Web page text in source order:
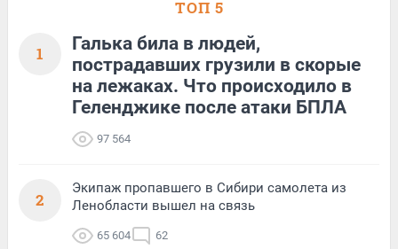
ТОП 5
1
Галька била в людей,
пострадавших грузили в скорые
на лежаках. Что происходило в
Геленджике после атаки БПЛА
97 564
2
Экипаж пропавшего в Сибири самолета из
Ленобласти вышел на связь
65 604 62